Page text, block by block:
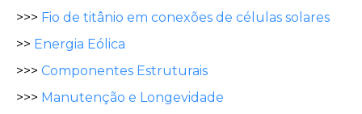
>>> Fio de titânio em conexões de células solares
>> Energia Eólica
>>> Componentes Estruturais
>>> Manutenção e Longevidade